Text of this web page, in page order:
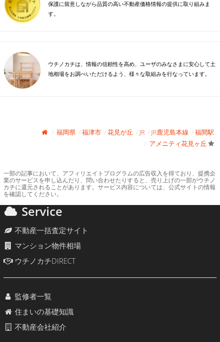
保護に留意しながら品質の高い不動産価格情報の提供に取り組みま
す。
ウチノカチは、情報の信頼性を高め、ユーザのみなさまに安心して土
地相場をお調べいただけるよう、様々な取組みを行なっています。
福岡県 福津市 花見が丘 JR JR鹿児島本線
福間駅
アメニティ花見ヶ丘
一部の記事において、アフィリエイトプログラムの広告収入を得ており、提携企
業のサービスを申し込んだり、問い合わせたりすると、売り上げの一部がウチノ
カチに還元されることがあります。サービス内容については、公式サイトの情報
を確認してください。
Service
不動産一括査定サイト
マンション物件相場
ウチノカチDIRECT
監修者一覧
住まいの基礎知識
不動産会社紹介